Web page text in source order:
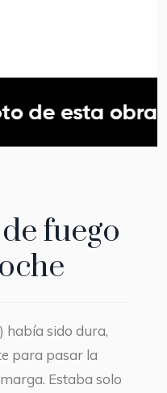
fuego
había sido dura,
para pasar la
Estaba solo